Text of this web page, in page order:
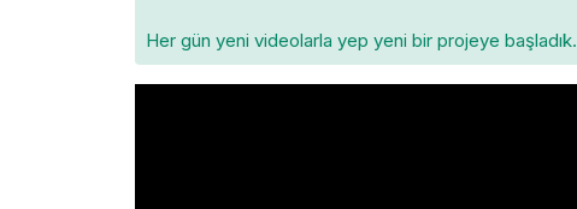
Her gün yeni videolarla yep yeni bir projeye başladık.